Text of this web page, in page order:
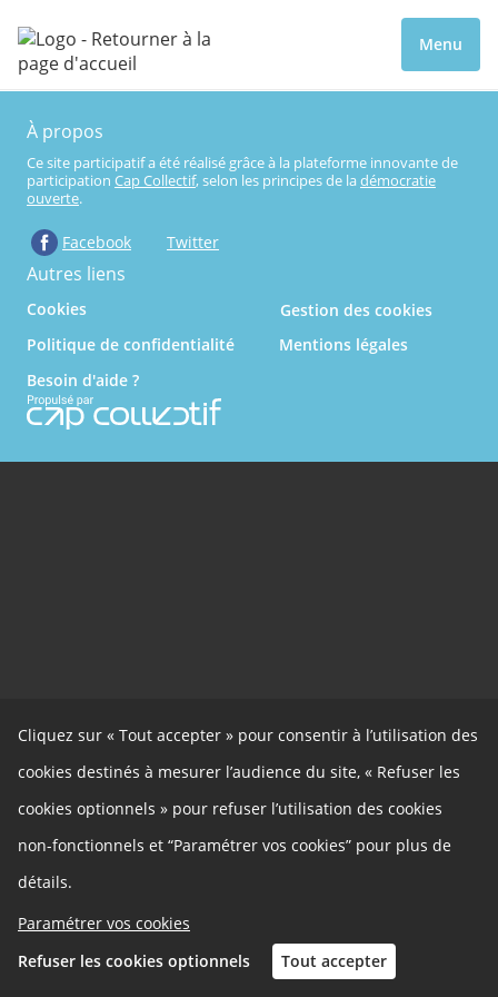
Menu
Cliquez sur « Tout accepter » pour consentir à l’utilisation des
cookies destinés à mesurer l’audience du site, « Refuser les
cookies optionnels » pour refuser l’utilisation des cookies
non-fonctionnels et “Paramétrer vos cookies” pour plus de
détails.
Paramétrer vos cookies
Refuser les cookies optionnels
Tout accepter
À propos
Ce site participatif a été réalisé grâce à la plateforme innovante de
participation Cap Collectif, selon les principes de ladémocratie
ouverte.
Facebook Twitter
Autres liens
Cookies
Gestion des cookies
Politique de confidentialité
Mentions légales
Besoin d'aide ?